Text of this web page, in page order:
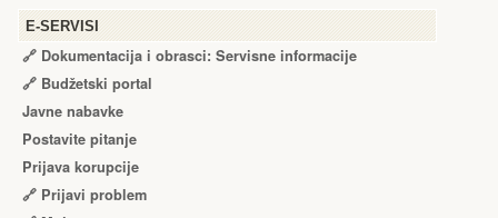
Е-SERVISI
🔗 Dokumentacija i obrasci: Servisne informacije
🔗 Budžetski portal
Javne nabavke
Postavite pitanje
Prijava korupcije
🔗 Prijavi problem